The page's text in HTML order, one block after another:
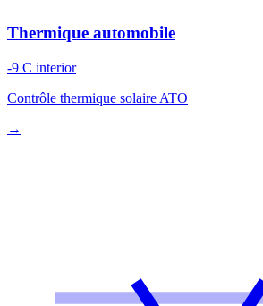
Thermique automobile
-9 C interior
Contrôle thermique solaire ATO
→